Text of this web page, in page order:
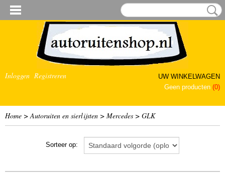
Inloggen Registreren
UW WINKELWAGEN
Geen producten (0)
Home >Autoruiten en sierlijsten > Mercedes > GLK
Sorteer op: